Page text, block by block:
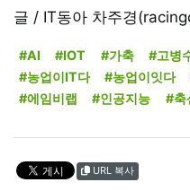
글 / IT동아 차주경
#AI #IOT #가축 #고병
#농업이IT다
#농업이잇다
#에임비랩
#인공지능 #축
URL 복사